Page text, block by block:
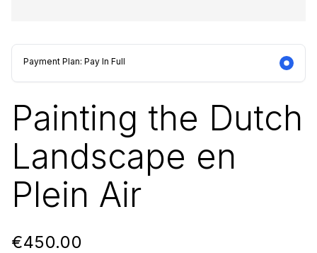
Payment Plan: Pay In Full
Painting the Dutch
Landscape en
Plein Air
€450.00